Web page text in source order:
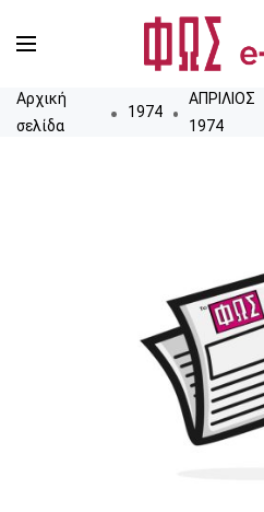
Αρχική
σελίδα
1974
ΑΠΡΙΛΙΟΣ
1974